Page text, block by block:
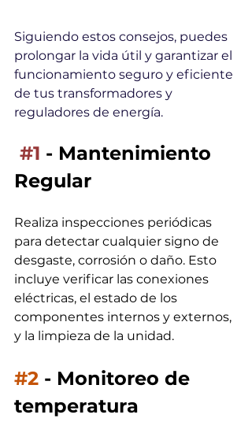
Siguiendo estos consejos, puedes
prolongar la vida útil y garantizar el
funcionamiento seguro y eficiente
de tus transformadores y
reguladores de energía.
#1 - Mantenimiento
Regular
Realiza inspecciones periódicas
para detectar cualquier signo de
desgaste, corrosión o daño. Esto
incluye verificar las conexiones
eléctricas, el estado de los
componentes internos y externos,
y la limpieza de la unidad.
#2 - Monitoreo de
temperatura